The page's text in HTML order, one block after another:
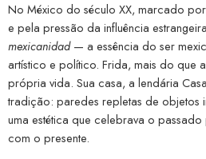
No México do século XX, marcado
e pela pressão da influência
mexicanidad— a essência do ser
artístico e político. Frida, mais do que
própria vida. Sua casa, a lendária
tradição: paredes repletas de objetos
uma estética que celebrava o
com o presente.